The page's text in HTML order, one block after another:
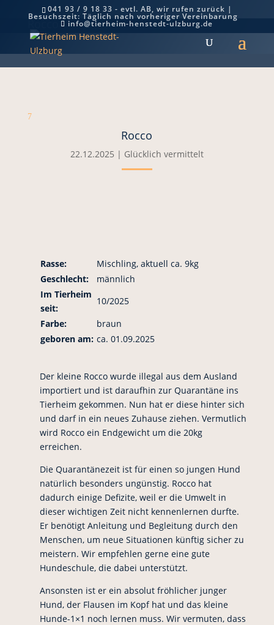
041 93 / 9 18 33 - evtl. AB, wir rufen zurück |
Besuchszeit: Täglich nach vorheriger Vereinbarung
info@tierheim-henstedt-ulzburg.de
Rocco
7
Rocco
22.12.2025 | Glücklich vermittelt
Rasse:
Mischling, aktuell ca. 9kg
Geschlecht:
männlich
Im Tierheim
seit:
10/2025
Farbe:
braun
geboren am: ca. 01.09.2025
Der kleine Rocco wurde illegal aus dem Ausland
importiert und ist daraufhin zur Quarantäne ins
Tierheim gekommen. Nun hat er diese hinter sich
und darf in ein neues Zuhause ziehen. Vermutlich
wird Rocco ein Endgewicht um die 20kg
erreichen.
Die Quarantänezeit ist für einen so jungen Hund
natürlich besonders ungünstig. Rocco hat
dadurch einige Defizite, weil er die Umwelt in
dieser wichtigen Zeit nicht kennenlernen durfte.
Er benötigt Anleitung und Begleitung durch den
Menschen, um neue Situationen künftig sicher zu
meistern. Wir empfehlen gerne eine gute
Hundeschule, die dabei unterstützt.
Ansonsten ist er ein absolut fröhlicher junger
Hund, der Flausen im Kopf hat und das kleine
Hunde-1×1 noch lernen muss. Wir vermuten, dass